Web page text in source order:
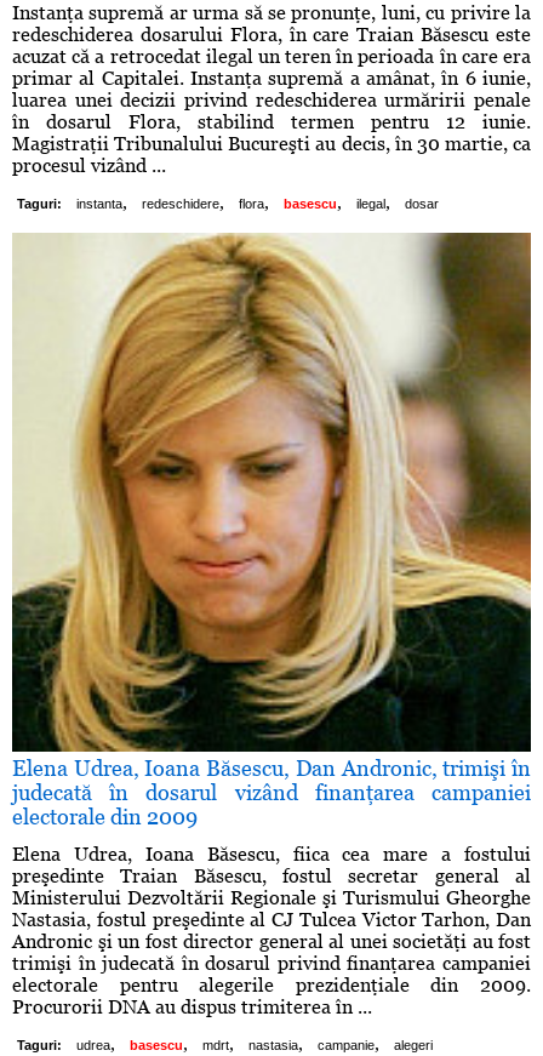
Instanţa supremă ar urma să se pronunţe, luni, cu privire la
redeschiderea dosarului Flora, în care Traian Băsescu este
acuzat că a retrocedat ilegal un teren în perioada în care era
primar al Capitalei. Instanţa supremă a amânat, în 6 iunie,
luarea unei decizii privind redeschiderea urmăririi penale
în dosarul Flora, stabilind termen pentru 12 iunie.
Magistraţii Tribunalului Bucureşti au decis, în 30 martie, ca
procesul vizând ...
Taguri: instanta, redeschidere, flora, basescu, ilegal , dosar
Elena Udrea, Ioana Băsescu, Dan Andronic, trimişi în
judecată în dosarul vizând finanţarea campaniei
electorale din 2009
Elena Udrea, Ioana Băsescu, fiica cea mare a fostului
preşedinte Traian Băsescu, fostul secretar general al
Ministerului Dezvoltării Regionale şi Turismului Gheorghe
Nastasia, fostul preşedinte al CJ Tulcea Victor Tarhon, Dan
Andronic şi un fost director general al unei societăţi au fost
trimişi în judecată în dosarul privind finanţarea campaniei
electorale pentru alegerile prezidenţiale din 2009.
Procurorii DNA au dispus trimiterea în ...
Taguri: udrea, basescu, mdrt, nastasia, campanie, alegeri